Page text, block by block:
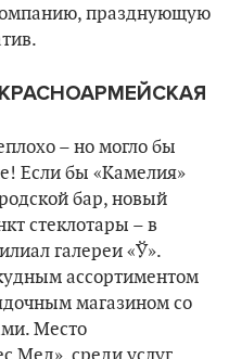
празднующую
– но могло бы
Если бы «Камелия»
бар, новый
стеклотары – в
галереи «Ў».
ассортиментом
магазином со
Место